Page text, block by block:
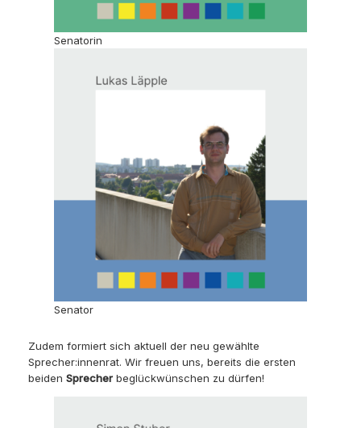
Senatorin
Senator
Zudem formiert sich aktuell der neu gewählte
Sprecher:innenrat. Wir freuen uns, bereits die ersten
beiden Sprecher beglückwünschen zu dürfen!